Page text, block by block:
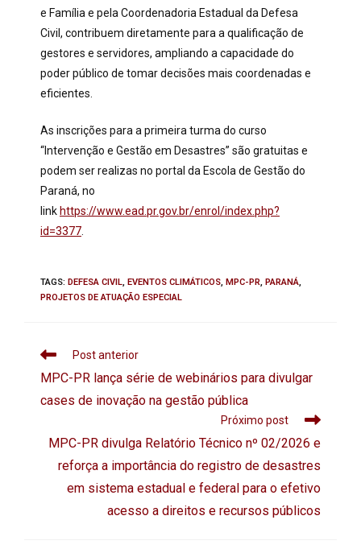
e Família e pela Coordenadoria Estadual da Defesa
Civil, contribuem diretamente para a qualificação de
gestores e servidores, ampliando a capacidade do
poder público de tomar decisões mais coordenadas e
eficientes.
As inscrições para a primeira turma do curso
“Intervenção e Gestão em Desastres” são gratuitas e
podem ser realizas no portal da Escola de Gestão do
Paraná, no
link https://www.ead.pr.gov.br/enrol/index.php?
id=3377
TAGS: DEFESA CIVIL, EVENTOS CLIMÁTICOS, MPC-PR, PARANÁ,
PROJETOS DE ATUAÇÃO ESPECIAL
Post anterior
MPC-PR lança série de webinários para divulgar
cases de inovação na gestão pública
Próximo post
MPC-PR divulga Relatório Técnico nº 02/2026 e
reforça a importância do registro de desastres
em sistema estadual e federal para o efetivo
acesso a direitos e recursos públicos